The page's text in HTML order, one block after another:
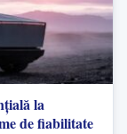
la
de fiabilitate